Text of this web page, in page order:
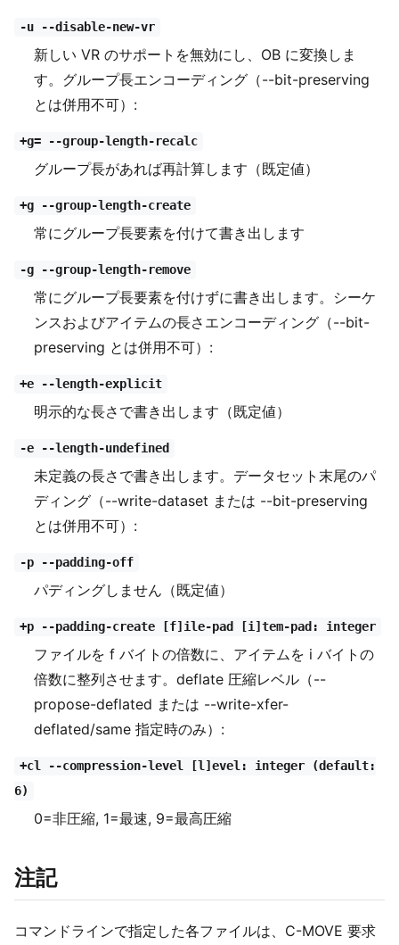
-u --disable-new-vr
新しい VR のサポートを無効にし、OB に変換しま
す。グループ長エンコーディング（--bit-preserving
とは併用不可）:
+g= --group-length-recalc
グループ長があれば再計算します（既定値）
+g --group-length-create
常にグループ長要素を付けて書き出します
-g --group-length-remove
常にグループ長要素を付けずに書き出します。シーケ
ンスおよびアイテムの長さエンコーディング（--bit-
preserving とは併用不可）:
+e --length-explicit
明示的な長さで書き出します（既定値）
-e --length-undefined
未定義の長さで書き出します。データセット末尾のパ
ディング（--write-dataset または --bit-preserving
とは併用不可）:
-p --padding-off
パディングしません（既定値）
+p --padding-create [f]ile-pad [i]tem-pad: integer
ファイルを f バイトの倍数に、アイテムを i バイトの
倍数に整列させます。deflate 圧縮レベル（--
propose-deflated または --write-xfer-
deflated/same 指定時のみ）:
+cl --compression-level [l]evel: integer (default:
6)
0=非圧縮, 1=最速, 9=最高圧縮
注記
コマンドラインで指定した各ファイルは、C-MOVE 要求